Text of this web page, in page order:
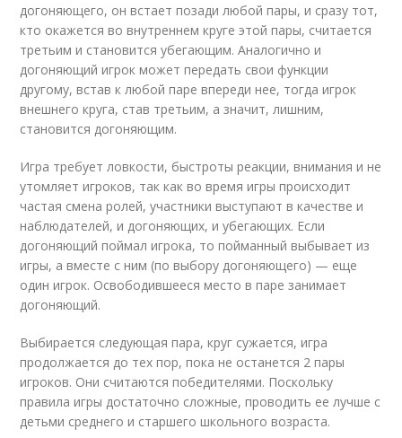
догоняющего, он встает позади любой пары, и сразу тот,
кто окажется во внутреннем круге этой пары, считается
третьим и становится убегающим. Аналогично и
догоняющий игрок может передать свои функции
другому, встав к любой паре впереди нее, тогда игрок
внешнего круга, став третьим, а значит, лишним,
становится догоняющим.
Игра требует ловкости, быстроты реакции, внимания и не
утомляет игроков, так как во время игры происходит
частая смена ролей, участники выступают в качестве и
наблюдателей, и догоняющих, и убегающих. Если
догоняющий поймал игрока, то пойманный выбывает из
игры, а вместе с ним (по выбору догоняющего) — еще
один игрок. Освободившееся место в паре занимает
догоняющий.
Выбирается следующая пара, круг сужается, игра
продолжается до тех пор, пока не останется 2 пары
игроков. Они считаются победителями. Поскольку
правила игры достаточно сложные, проводить ее лучше с
детьми среднего и старшего школьного возраста.